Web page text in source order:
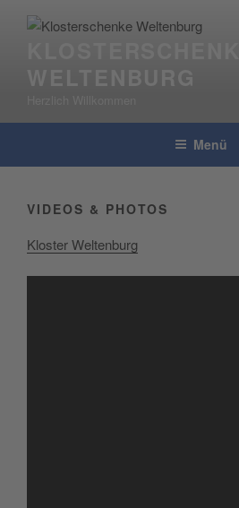
Inhalt
Menü
VIDEOS & PHOTOS
Klos­ter Weltenburg